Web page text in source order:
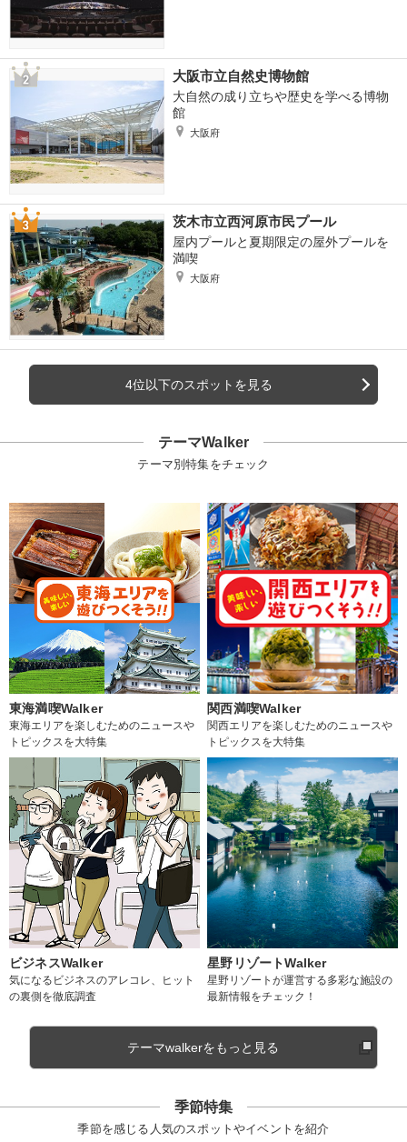
大阪市立自然史博物館
大自然の成り立ちや歴史を学べる博物
館
大阪府
茨木市立西河原市民プール
屋内プールと夏期限定の屋外プールを
満喫
大阪府
4位以下のスポットを見る
テーマWalker
テーマ別特集をチェック
東海満喫Walker
東海エリアを楽しむためのニュースや
トピックスを大特集
関西満喫Walker
関西エリアを楽しむためのニュースや
トピックスを大特集
ビジネスWalker
気になるビジネスのアレコレ、ヒット
の裏側を徹底調査
星野リゾートWalker
星野リゾートが運営する多彩な施設の
最新情報をチェック！
テーマwalkerをもっと見る
季節特集
季節を感じる人気のスポットやイベントを紹介